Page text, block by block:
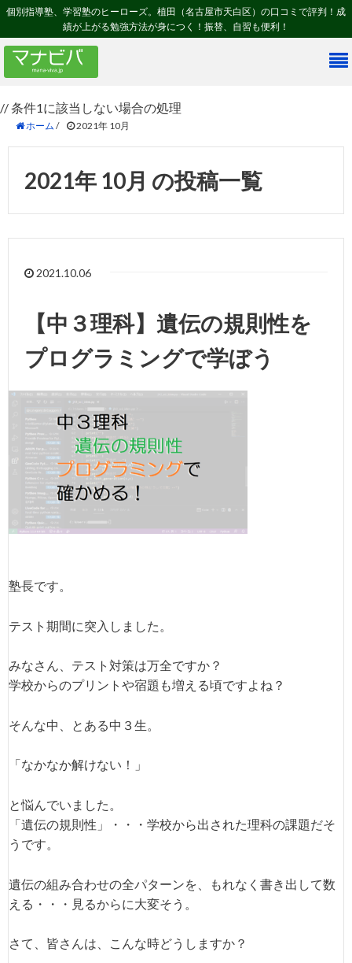
個別指導塾、学習塾のヒーローズ。植田（名古屋市天白区）の口コミで評判！成
績が上がる勉強方法が身につく！振替、自習も便利！
// 条件1に該当しない場合の処理
ホーム / 2021年 10月
2021年 10月 の投稿一覧
2021.10.06
【中３理科】遺伝の規則性を
プログラミングで学ぼう
塾長です。
テスト期間に突入しました。
みなさん、テスト対策は万全ですか？
学校からのプリントや宿題も増える頃ですよね？
そんな中、とある中３生。
「なかなか解けない！」
と悩んでいました。
「遺伝の規則性」・・・学校から出された理科の課題だそ
うです。
遺伝の組み合わせの全パターンを、もれなく書き出して数
える・・・見るからに大変そう。
さて、皆さんは、こんな時どうしますか？